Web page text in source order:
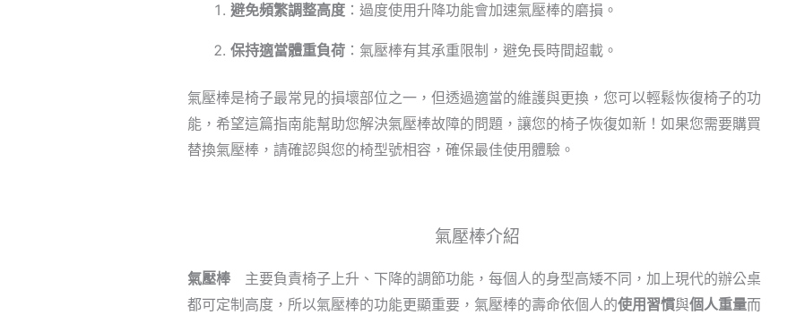
避免頻繁調整高度：過度使用升降功能會加速氣壓棒的磨損。
保持適當體重負荷：氣壓棒有其承重限制，避免長時間超載。
氣壓棒是椅子最常見的損壞部位之一，但透過適當的維護與更換，您可以輕鬆恢復椅子的功
能，希望這篇指南能幫助您解決氣壓棒故障的問題，讓您的椅子恢復如新！如果您需要購買
替換氣壓棒，請確認與您的椅型號相容，確保最佳使用體驗。
氣壓棒介紹
氣壓棒主要負責椅子上升、下降的調節功能，每個人的身型高矮不同，加上現代的辦公桌
都可定制高度，所以氣壓棒的功能更顯重要，氣壓棒的壽命依個人的使用習慣與個人重量而